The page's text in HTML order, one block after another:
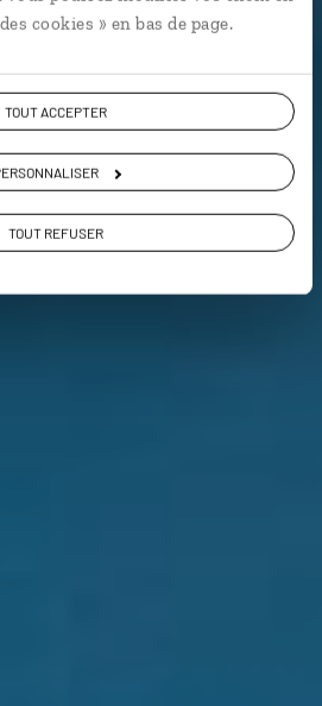
cookies » en bas de page.
TOUT ACCEPTER
TOUT REFUSER
Polynésie)
DE VOYAGE EN POLYNÉSIE